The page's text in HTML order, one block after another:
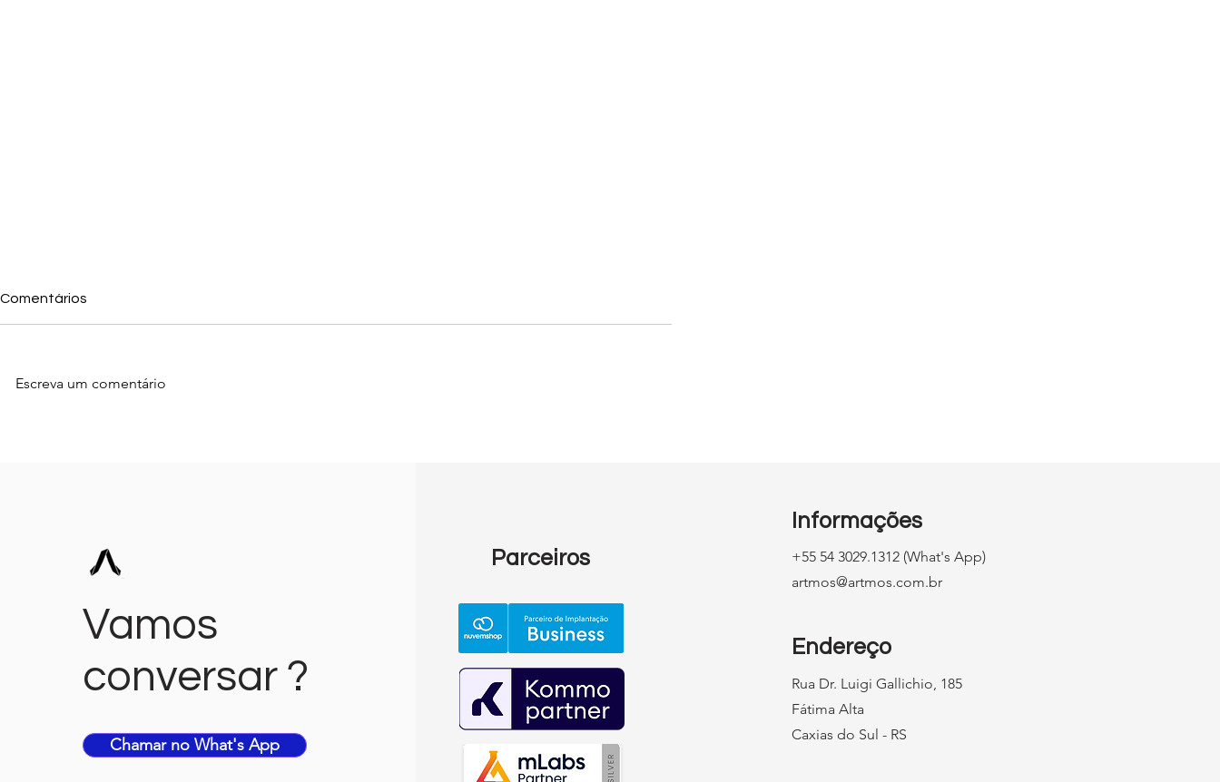
Comentários
Escreva um comentário
Vamos
conversar ?
Chamar no What's App
Parceiros
Informações
+55 54 3029.1312 (What's App)
artmos@artmos.com.br
Endereço
Rua Dr. Luigi Gallichio, 185
Fátima Alta
Caxias do Sul - RS